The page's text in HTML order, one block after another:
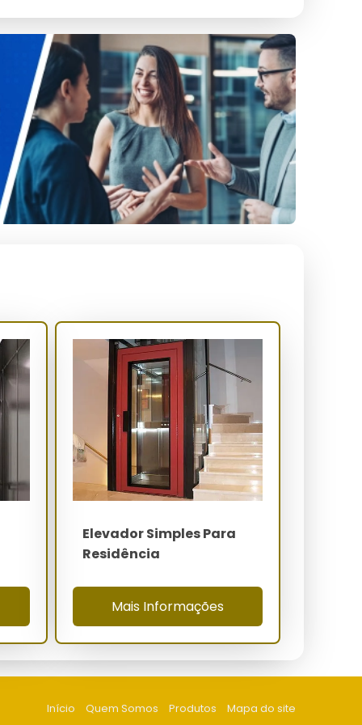
Elevador Simples Para
Residência
Mais Informações
Início Quem Somos Produtos Mapa do site